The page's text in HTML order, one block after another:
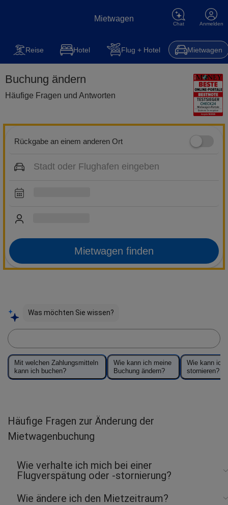
Mietwagen
Chat Anmelden
Mietwagen Reise Steuererklärung Kfz-Versicherung
Reise Hotel Flug + Hotel Mietwagen
Buchung ändern
Häufige Fragen und Antworten
Rückgabe an einem anderen Ort
Mietwagen finden
Was möchten Sie wissen?
Mit welchen Zahlungsmitteln
kann ich buchen?
Wie kann ich meine
Buchung ändern?
Wie kann ich
stornieren?
Häufige Fragen zur Änderung der
Mietwagenbuchung
Wie verhalte ich mich bei einer
Flugverspätung oder -stornierung?
Wie ändere ich den Mietzeitraum?